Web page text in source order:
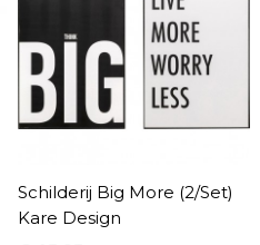
Schilderij Big More (2/Set)
Kare Design